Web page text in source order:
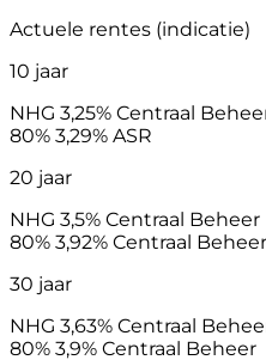
Actuele rentes (indicatie)
10 jaar
NHG 3,25% Centraal
80% 3,29% ASR
20 jaar
NHG 3,5% Centraal Beheer
80% 3,92% Centraal Beheer
30 jaar
NHG 3,63% Centraal
80% 3,9% Centraal Beheer